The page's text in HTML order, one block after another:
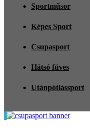
Sportműsor
Képes Sport
Csupasport
Hátsó füves
Utánpótlássport